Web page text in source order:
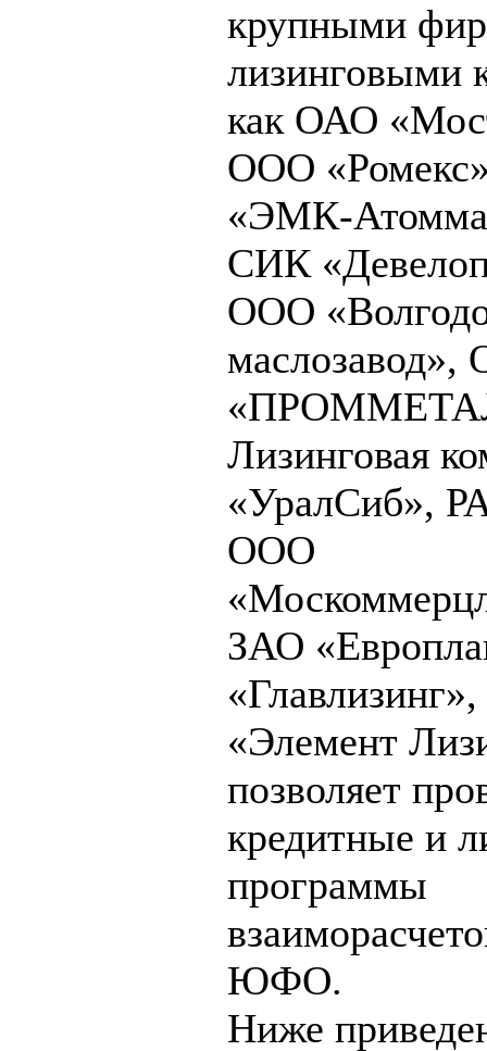
крупными
лизинговыми
как ОАО
ООО
«ЭМК-
СИК
ООО
Лизинговая
«УралСиб»,
ООО
ЗАО
«Элемент
позволяет
кредитные и
программы
ЮФО.
Ниже